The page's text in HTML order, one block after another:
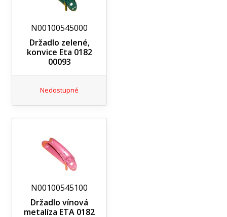
N00100545000
Držadlo zelené,
konvice Eta 0182
00093
Nedostupné
N00100545100
Držadlo vínová
metalíza ETA 0182